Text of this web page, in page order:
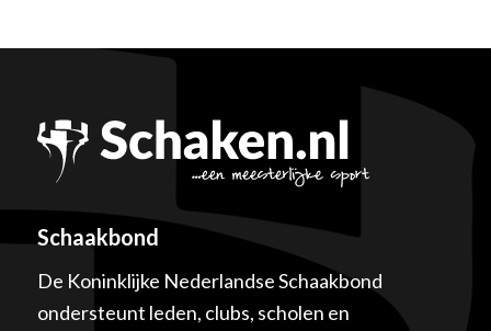
Schaakbond
De Koninklijke Nederlandse Schaakbond
ondersteunt leden, clubs, scholen en